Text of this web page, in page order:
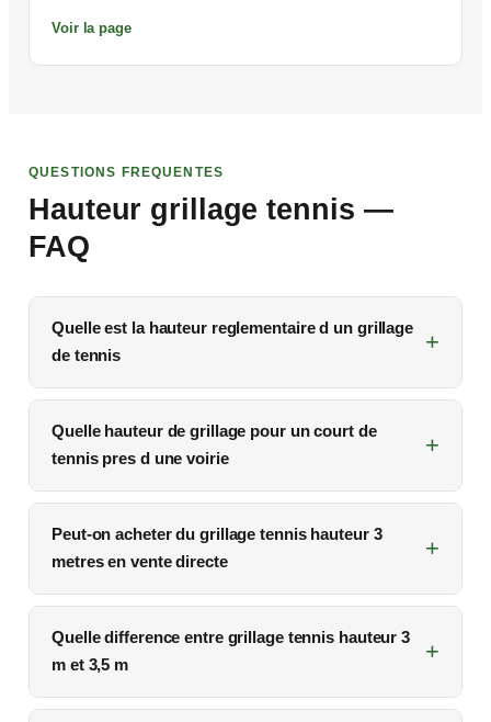
Voir la page
QUESTIONS FREQUENTES
Hauteur grillage tennis —
FAQ
Quelle est la hauteur reglementaire d un grillage
de tennis
Quelle hauteur de grillage pour un court de
tennis pres d une voirie
Peut-on acheter du grillage tennis hauteur 3
metres en vente directe
Quelle difference entre grillage tennis hauteur 3
m et 3,5 m